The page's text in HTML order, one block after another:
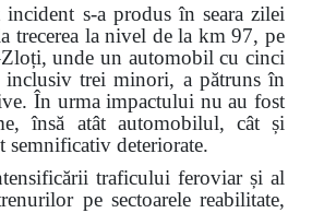
incident s-a produs în seara zilei
trecerea la nivel de la km 97, pe
unde un automobil cu cinci
inclusiv trei minori, a pătruns în
În urma impactului nu au fost
însă atât automobilul, cât și
semnificativ deteriorate.
traficului feroviar și al
pe sectoarele reabilitate,